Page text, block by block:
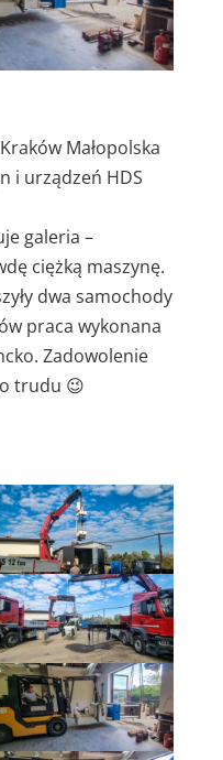
Małopolska
i urządzeń HDS
galeria –
ciężką maszynę.
dwa samochody
praca wykonana
Zadowolenie
trudu 😉